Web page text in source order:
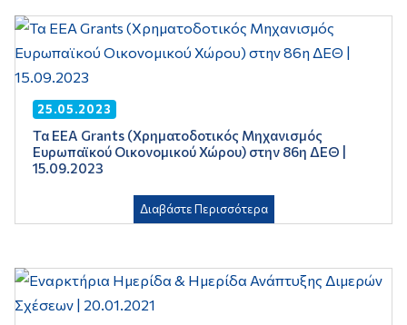
Τα EEA Grants (Χρηματοδοτικός Μηχανισμός
Ευρωπαϊκού Οικονομικού Χώρου) στην 86η ΔΕΘ |
15.09.2023
25.05.2023
Διαβάστε Περισσότερα